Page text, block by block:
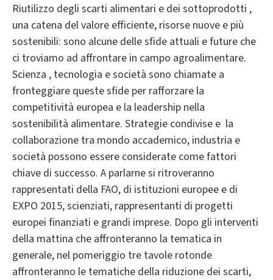
Riutilizzo degli scarti alimentari e dei sottoprodotti ,
una catena del valore efficiente, risorse nuove e più
sostenibili: sono alcune delle sfide attuali e future che
ci troviamo ad affrontare in campo agroalimentare.
Scienza , tecnologia e società sono chiamate a
fronteggiare queste sfide per rafforzare la
competitività europea e la leadership nella
sostenibilità alimentare. Strategie condivise e la
collaborazione tra mondo accademico, industria e
società possono essere considerate come fattori
chiave di successo. A parlarne si ritroveranno
rappresentati della FAO, di istituzioni europee e di
EXPO 2015, scienziati, rappresentanti di progetti
europei finanziati e grandi imprese. Dopo gli interventi
della mattina che affronteranno la tematica in
generale, nel pomeriggio tre tavole rotonde
affronteranno le tematiche della riduzione dei scarti,